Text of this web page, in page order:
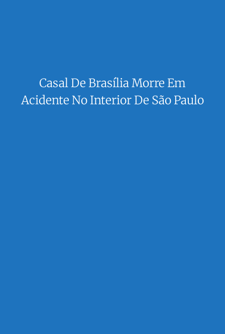
Casal De Brasília Morre Em
Acidente No Interior De São Paulo